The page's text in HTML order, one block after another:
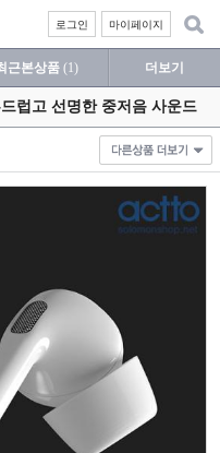
마이페이지
로그인
근본상품 (1) 더보기
럽고 선명한 중저음 사운드